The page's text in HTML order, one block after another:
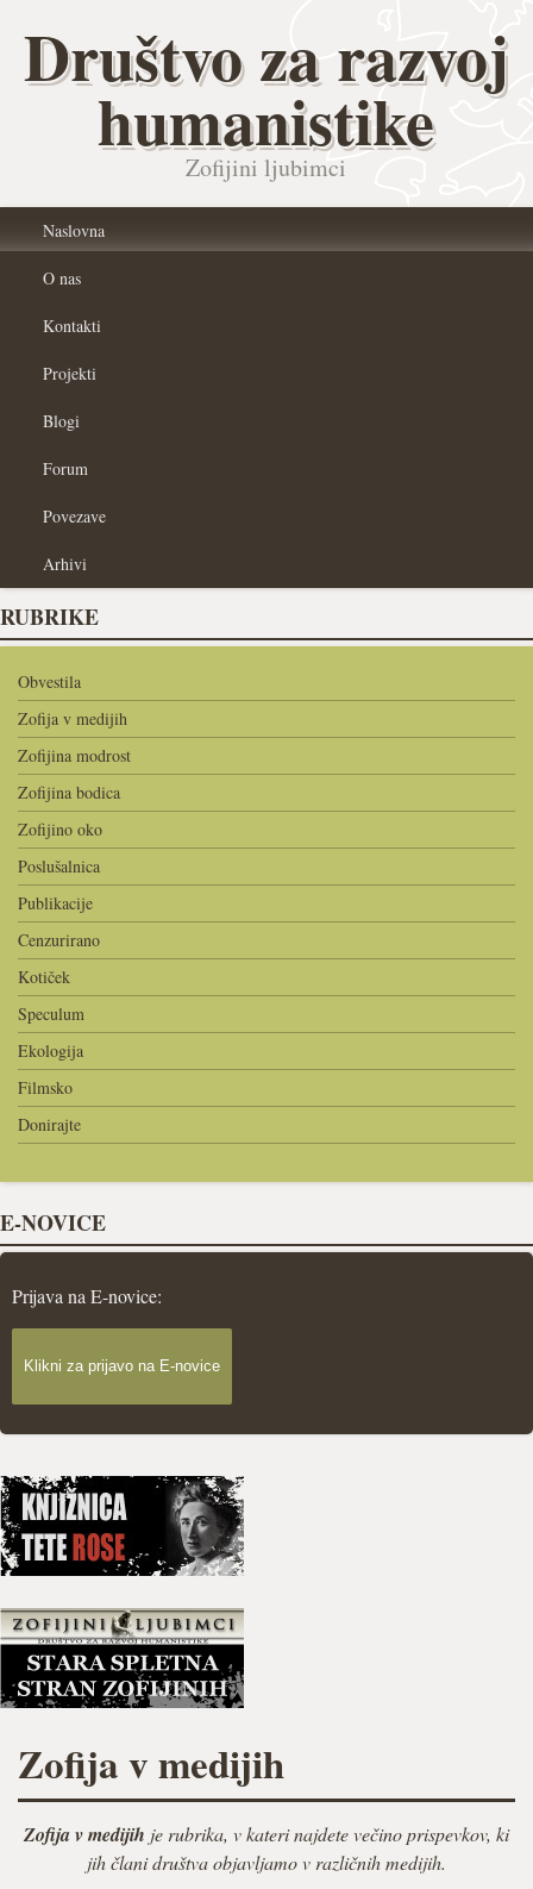
Društvo za razvoj
humanistike
Zofijini ljubimci
Naslovna
O nas
Kontakti
Projekti
Blogi
Forum
Povezave
Arhivi
RUBRIKE
Obvestila
Zofija v medijih
Zofijina modrost
Zofijina bodica
Zofijino oko
Poslušalnica
Publikacije
Cenzurirano
Kotiček
Speculum
Ekologija
Filmsko
Donirajte
E-NOVICE
Prijava na E-novice:
Klikni za prijavo na E-novice
Zofija v medijih
Zofija v medijih je rubrika, v kateri najdete večino prispevkov, ki
jih člani društva objavljamo v različnih medijih.